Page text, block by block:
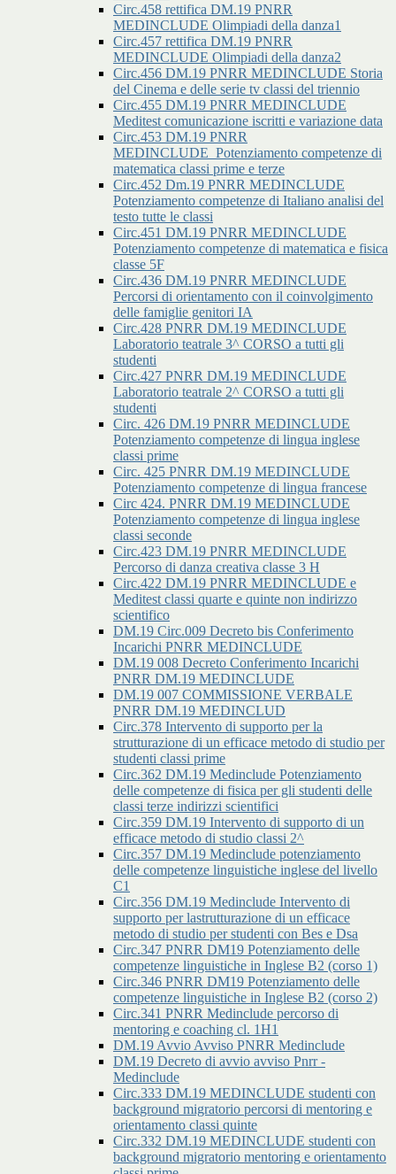
Circ.458 rettifica DM.19 PNRR
MEDINCLUDE Olimpiadi della danza1
Circ.457 rettifica DM.19 PNRR
MEDINCLUDE Olimpiadi della danza2
Circ.456 DM.19 PNRR MEDINCLUDE Storia
del Cinema e delle serie tv classi del triennio
Circ.455 DM.19 PNRR MEDINCLUDE
Meditest comunicazione iscritti e variazione data
Circ.453 DM.19 PNRR
MEDINCLUDE_Potenziamento competenze di
matematica classi prime e terze
Circ.452 Dm.19 PNRR MEDINCLUDE
Potenziamento competenze di Italiano analisi del
testo tutte le classi
Circ.451 DM.19 PNRR MEDINCLUDE
Potenziamento competenze di matematica e fisica
classe 5F
Circ.436 DM.19 PNRR MEDINCLUDE
Percorsi di orientamento con il coinvolgimento
delle famiglie genitori IA
Circ.428 PNRR DM.19 MEDINCLUDE
Laboratorio teatrale 3^ CORSO a tutti gli
studenti
Circ.427 PNRR DM.19 MEDINCLUDE
Laboratorio teatrale 2^ CORSO a tutti gli
studenti
Circ. 426 DM.19 PNRR MEDINCLUDE
Potenziamento competenze di lingua inglese
classi prime
Circ. 425 PNRR DM.19 MEDINCLUDE
Potenziamento competenze di lingua francese
Circ 424. PNRR DM.19 MEDINCLUDE
Potenziamento competenze di lingua inglese
classi seconde
Circ.423 DM.19 PNRR MEDINCLUDE
Percorso di danza creativa classe 3 H
Circ.422 DM.19 PNRR MEDINCLUDE e
Meditest classi quarte e quinte non indirizzo
scientifico
DM.19 Circ.009 Decreto bis Conferimento
Incarichi PNRR MEDINCLUDE
DM.19 008 Decreto Conferimento Incarichi
PNRR DM.19 MEDINCLUDE
DM.19 007 COMMISSIONE VERBALE
PNRR DM.19 MEDINCLUD
Circ.378 Intervento di supporto per la
strutturazione di un efficace metodo di studio per
studenti classi prime
Circ.362 DM.19 Medinclude Potenziamento
delle competenze di fisica per gli studenti delle
classi terze indirizzi scientifici
Circ.359 DM.19 Intervento di supporto di un
efficace metodo di studio classi 2^
Circ.357 DM.19 Medinclude potenziamento
delle competenze linguistiche inglese del livello
C1
Circ.356 DM.19 Medinclude Intervento di
supporto per lastrutturazione di un efficace
metodo di studio per studenti con Bes e Dsa
Circ.347 PNRR DM19 Potenziamento delle
competenze linguistiche in Inglese B2 (corso 1)
Circ.346 PNRR DM19 Potenziamento delle
competenze linguistiche in Inglese B2 (corso 2)
Circ.341 PNRR Medinclude percorso di
mentoring e coaching cl. 1H1
DM.19 Avvio Avviso PNRR Medinclude
DM.19 Decreto di avvio avviso Pnrr -
Medinclude
Circ.333 DM.19 MEDINCLUDE studenti con
background migratorio percorsi di mentoring e
orientamento classi quinte
Circ.332 DM.19 MEDINCLUDE studenti con
background migratorio mentoring e orientamento